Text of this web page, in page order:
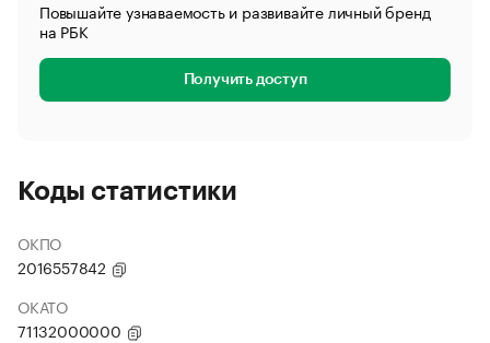
Повышайте узнаваемость и развивайте личный бренд
на РБК
Получить доступ
Коды статистики
ОКПО
2016557842
ОКАТО
71132000000